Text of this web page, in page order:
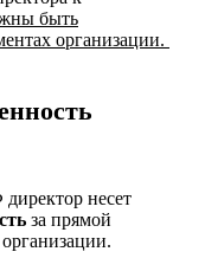
быть
организации.
несет
за прямой